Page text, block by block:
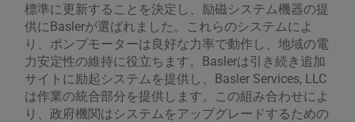
標準に更新することを決定し、励磁システム機器の提
供にBaslerが選ばれました。これらのシステムによ
り、ポンプモーターは良好な力率で動作し、地域の電
力安定性の維持に役立ちます。Baslerは引き続き追加
サイトに励起システムを提供し、Basler Services, LLC
は作業の統合部分を提供します。この組み合わせによ
り、政府機関はシステムをアップグレードするための